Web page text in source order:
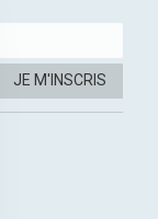
JE M'INSCRIS